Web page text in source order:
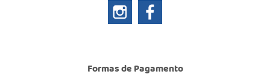
Formas de Pagamento